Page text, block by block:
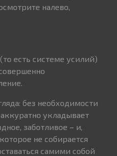
налево,
есть системе усилий)
без необходимости
укладывает
заботливое – и,
не собирается
самими собой